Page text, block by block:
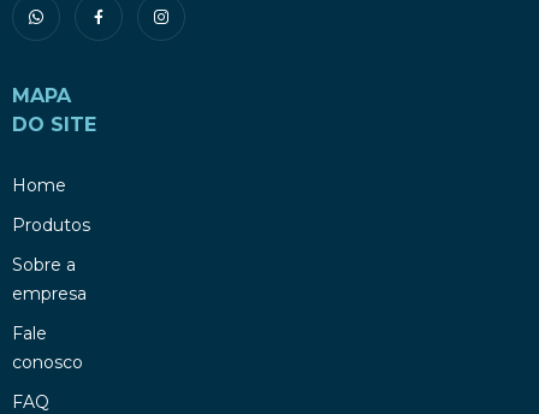
MAPA
DO SITE
Home
Produtos
Sobre a
empresa
Fale
conosco
FAQ